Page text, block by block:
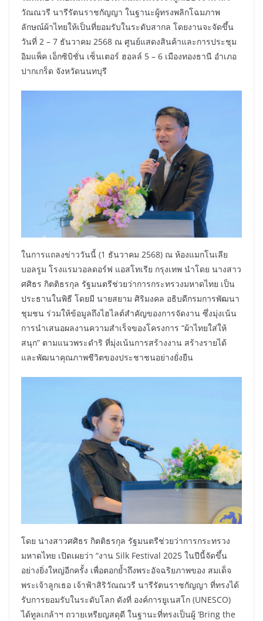
วัณณวรี นารีรัตนราชกัญญา ในฐานะผู้ทรงพลิกโฉมภาพ
ลักษณ์ผ้าไทยให้เป็นที่ยอมรับในระดับสากล โดยงานจะจัดขึ้น
วันที่ 2 – 7 ธันวาคม 2568 ณ ศูนย์แสดงสินค้าและการประชุม
อิมแพ็ค เอ็กซิบิชั่น เซ็นเตอร์ ฮอลล์ 5 – 6 เมืองทองธานี อำเภอ
ปากเกร็ด จังหวัดนนทบุรี
ในการแถลงข่าววันนี้ (1 ธันวาคม 2568) ณ ห้องแมกโนเลีย
บอลรูม โรงแรมวอลดอร์ฟ แอสโทเรีย กรุงเทพ นำโดย นางสาว
ศศิธร กิตติธรกุล รัฐมนตรีช่วยว่าการกระทรวงมหาดไทย เป็น
ประธานในพิธี โดยมี นายสยาม ศิริมงคล อธิบดีกรมการพัฒนา
ชุมชน ร่วมให้ข้อมูลถึงไฮไลต์สำคัญของการจัดงาน ซึ่งมุ่งเน้น
การนำเสนอผลงานความสำเร็จของโครงการ “ผ้าไทยใส่ให้
สนุก” ตามแนวพระดำริ ที่มุ่งเน้นการสร้างงาน สร้างรายได้
และพัฒนาคุณภาพชีวิตของประชาชนอย่างยั่งยืน
โดย นางสาวศศิธร กิตติธรกุล รัฐมนตรีช่วยว่าการกระทรวง
มหาดไทย เปิดเผยว่า “งาน Silk Festival 2025 ในปีนี้จัดขึ้น
อย่างยิ่งใหญ่อีกครั้ง เพื่อตอกย้ำถึงพระอัจฉริยภาพของ สมเด็จ
พระเจ้าลูกเธอ เจ้าฟ้าสิริวัณณวรี นารีรัตนราชกัญญา ที่ทรงได้
รับการยอมรับในระดับโลก ดังที่ องค์การยูเนสโก (UNESCO)
ได้ทูลเกล้าฯ ถวายเหรียญสดุดี ในฐานะที่ทรงเป็นผู้ ‘Bring the